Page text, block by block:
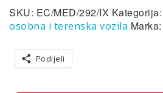
SKU: EC/MED/292/IX Kategorija:
osobna i terenska vozila Marka:
Podijeli